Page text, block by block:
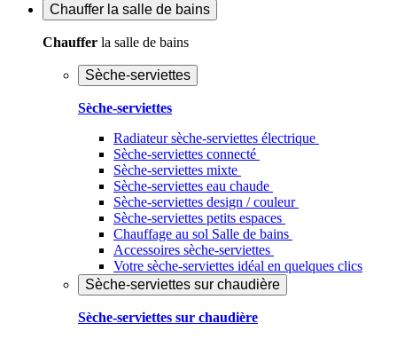
Chauffer la salle de bains
Chauffer la salle de bains
Sèche-serviettes
Sèche-serviettes
Radiateur sèche-serviettes électrique
Sèche-serviettes connecté
Sèche-serviettes mixte
Sèche-serviettes eau chaude
Sèche-serviettes design / couleur
Sèche-serviettes petits espaces
Chauffage au sol Salle de bains
Accessoires sèche-serviettes
Votre sèche-serviettes idéal en quelques clics
Sèche-serviettes sur chaudière
Sèche-serviettes sur chaudière